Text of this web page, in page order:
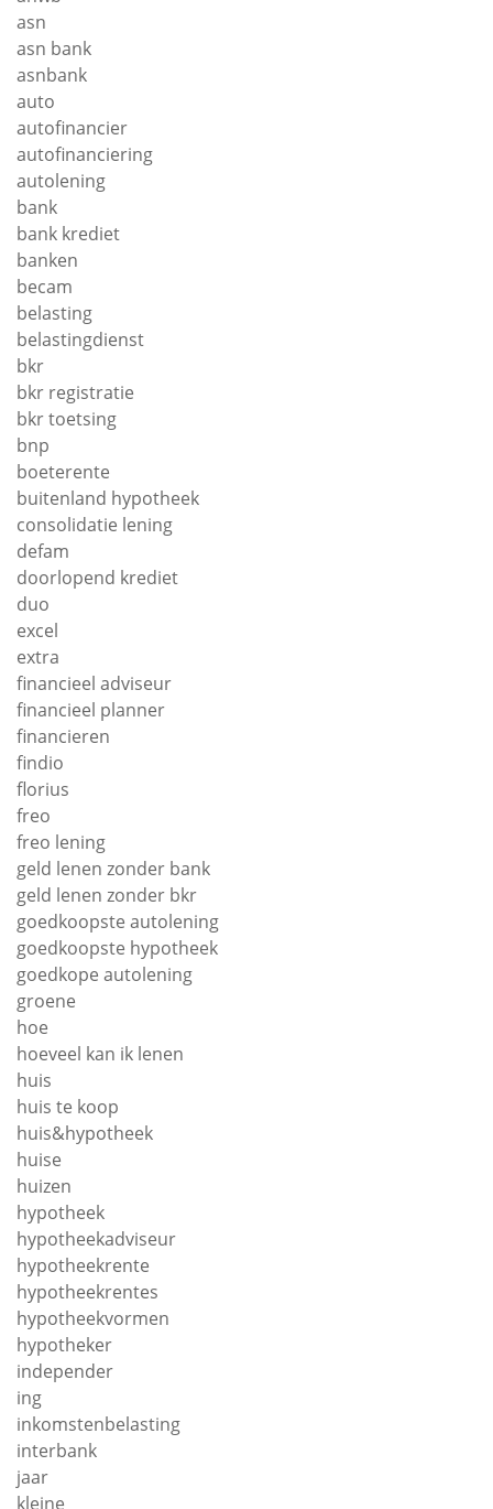
asn
asn bank
asnbank
auto
autofinancier
autofinanciering
autolening
bank
bank krediet
banken
becam
belasting
belastingdienst
bkr
bkr registratie
bkr toetsing
bnp
boeterente
buitenland hypotheek
consolidatie lening
defam
doorlopend krediet
duo
excel
extra
financieel adviseur
financieel planner
financieren
findio
florius
freo
freo lening
geld lenen zonder bank
geld lenen zonder bkr
goedkoopste autolening
goedkoopste hypotheek
goedkope autolening
groene
hoe
hoeveel kan ik lenen
huis
huis te koop
huis&hypotheek
huise
huizen
hypotheek
hypotheekadviseur
hypotheekrente
hypotheekrentes
hypotheekvormen
hypotheker
independer
ing
inkomstenbelasting
interbank
jaar
kleine